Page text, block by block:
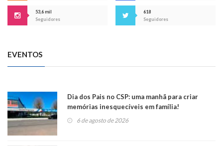
53,6 mil
Seguidores
618
Seguidores
EVENTOS
Dia dos Pais no CSP: uma manhã para criar
memórias inesquecíveis em família!
6 de agosto de 2026